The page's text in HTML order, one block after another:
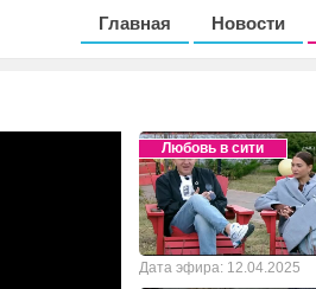
Главная Новости
Любовь в сити
Дата эфира: 12.04.2025